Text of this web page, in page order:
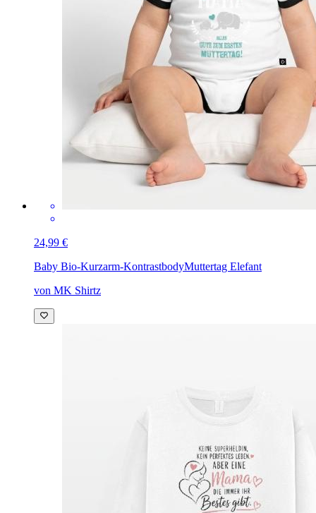
24,99 €
Baby Bio-Kurzarm-KontrastbodyMuttertag Elefant
von MK Shirtz